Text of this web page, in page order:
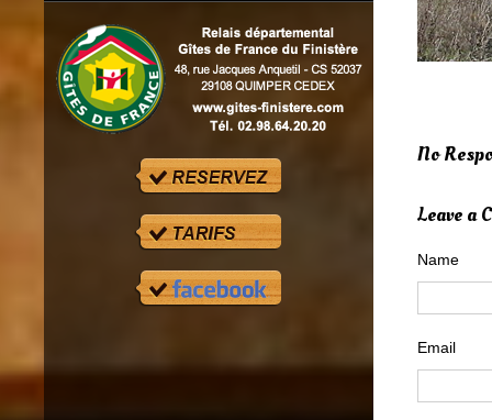
No
Leave a
Name
Email